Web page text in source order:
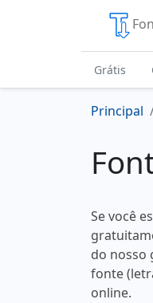
Grátis
Principal
Se você
do nosso
fonte
online.